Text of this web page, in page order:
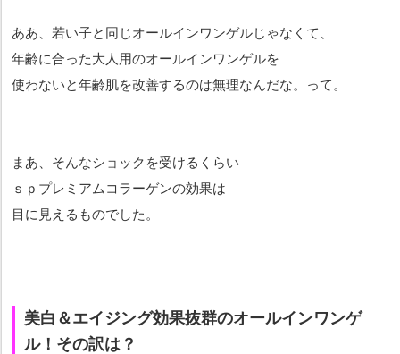
ああ、若い子と同じオールインワンゲルじゃなくて、
年齢に合った大人用のオールインワンゲルを
使わないと年齢肌を改善するのは無理なんだな。って。
まあ、そんなショックを受けるくらい
ｓｐプレミアムコラーゲンの効果は
目に見えるものでした。
美白＆エイジング効果抜群のオールインワンゲ
ル！その訳は？